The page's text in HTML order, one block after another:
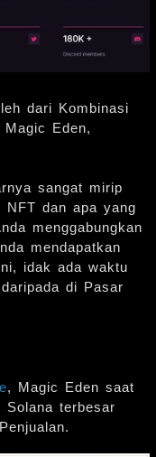
dari Kombinasi
Eden,
sangat mirip
NFT dan apa yang
menggabungkan
mendapatkan
idak ada waktu
di Pasar
, Magic Eden saat
terbesar